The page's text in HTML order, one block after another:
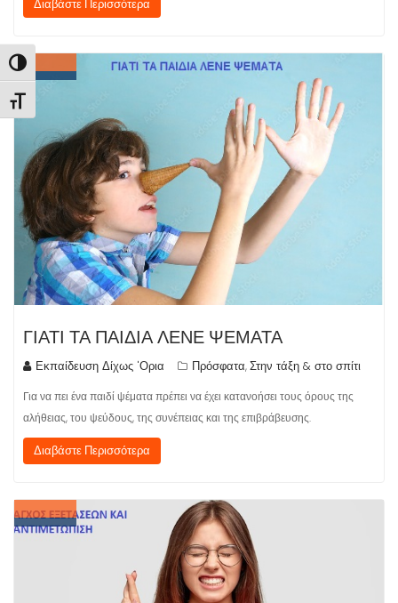
Εναλλαγή Υψηλής Αντίθεσης
Εναλλαγή Μεγέθους Γραμμάτων
Διαβάστε Περισσότερα
ΓΙΑΤΙ ΤΑ ΠΑΙΔΙΑ ΛΕΝΕ ΨΕΜΑΤΑ
Εκπαίδευση Δίχως 'Ορια Πρόσφατα,Στην τάξη & στο σπίτι
Για να πει ένα παιδί ψέματα πρέπει να έχει κατανοήσει τους όρους της
αλήθειας, του ψεύδους, της συνέπειας και της επιβράβευσης.
Διαβάστε Περισσότερα